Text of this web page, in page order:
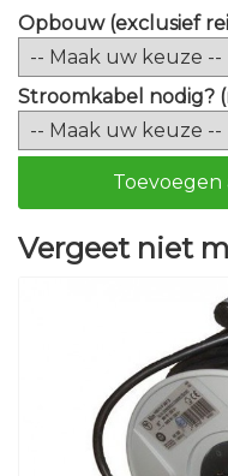
Opbouw (exclusief
Stroomkabel nodig?
Vergeet niet